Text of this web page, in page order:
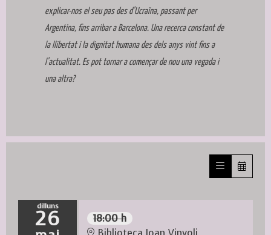
explicar-nos el seu pas des d’Ucraïna, passant per
Argentina, fins arribar a Barcelona. Una recerca constant de
la llibertat i la dignitat humana des dels anys vint fins a
l’actualitat. Es pot tornar a començar de nou una vegada i
una altra?
dilluns
26
18:00 h